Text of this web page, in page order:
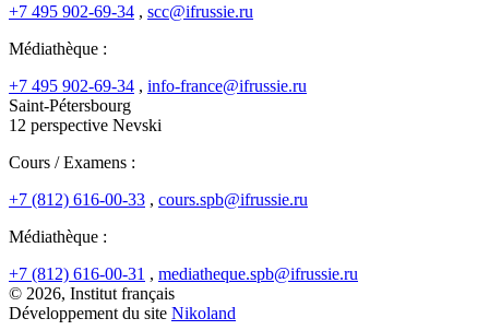
+7 495 902-69-34 , scc@ifrussie.ru
Médiathèque :
+7 495 902-69-34 , info-france@ifrussie.ru
Saint-Pétersbourg
12 perspective Nevski
Cours / Examens :
+7 (812) 616-00-33 , cours.spb@ifrussie.ru
Médiathèque :
+7 (812) 616-00-31 , mediatheque.spb@ifrussie.ru
© 2026, Institut français
Développement du site Nikoland